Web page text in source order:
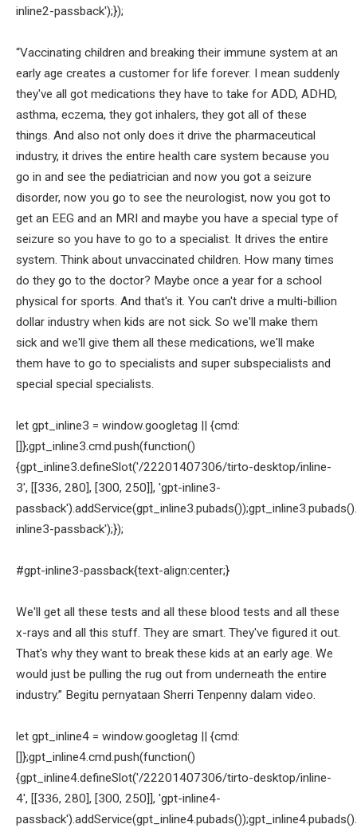
inline2-passback');});
“Vaccinating children and breaking their immune system at an
early age creates a customer for life forever. I mean suddenly
they've all got medications they have to take for ADD, ADHD,
asthma, eczema, they got inhalers, they got all of these
things. And also not only does it drive the pharmaceutical
industry, it drives the entire health care system because you
go in and see the pediatrician and now you got a seizure
disorder, now you go to see the neurologist, now you got to
get an EEG and an MRI and maybe you have a special type of
seizure so you have to go to a specialist. It drives the entire
system. Think about unvaccinated children. How many times
do they go to the doctor? Maybe once a year for a school
physical for sports. And that's it. You can't drive a multi-billion
dollar industry when kids are not sick. So we'll make them
sick and we'll give them all these medications, we'll make
them have to go to specialists and super subspecialists and
special special specialists.
let gpt_inline3 = window.googletag || {cmd:
[]};gpt_inline3.cmd.push(function()
{gpt_inline3.defineSlot('/22201407306/tirto-desktop/inline-
3', [[336, 280], [300, 250]], 'gpt-inline3-
inline3-passback');});
#gpt-inline3-passback{text-align:center;}
We'll get all these tests and all these blood tests and all these
x-rays and all this stuff. They are smart. They've figured it out.
That's why they want to break these kids at an early age. We
would just be pulling the rug out from underneath the entire
industry.” Begitu pernyataan Sherri Tenpenny dalam video.
let gpt_inline4 = window.googletag || {cmd:
[]};gpt_inline4.cmd.push(function()
{gpt_inline4.defineSlot('/22201407306/tirto-desktop/inline-
4', [[336, 280], [300, 250]], 'gpt-inline4-